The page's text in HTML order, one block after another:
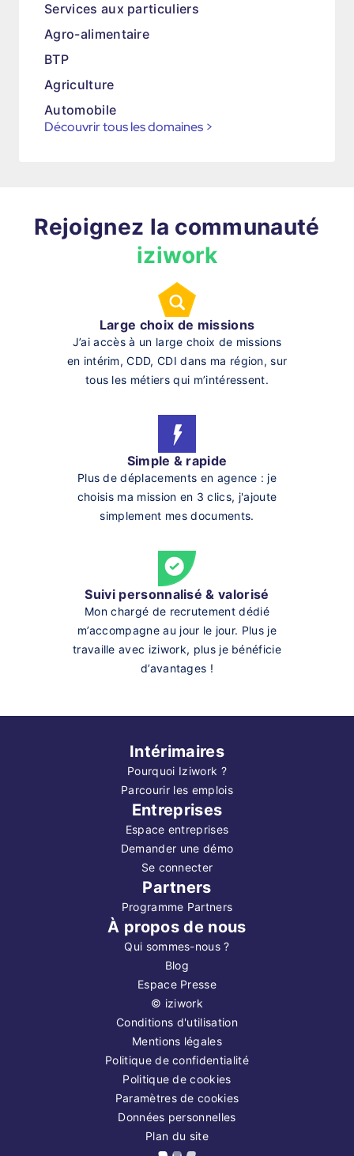
Services aux particuliers
Agro-alimentaire
BTP
Agriculture
Automobile
Découvrir tous les domaines >
Rejoignez la communauté
iziwork
Large choix de missions
J’ai accès à un large choix de missions
en intérim, CDD, CDI dans ma région, sur
tous les métiers qui m’intéressent.
Simple & rapide
Plus de déplacements en agence : je
choisis ma mission en 3 clics, j'ajoute
simplement mes documents.
Suivi personnalisé & valorisé
Mon chargé de recrutement dédié
m’accompagne au jour le jour. Plus je
travaille avec iziwork, plus je bénéficie
d’avantages !
Intérimaires
Pourquoi Iziwork ?
Parcourir les emplois
Entreprises
Espace entreprises
Demander une démo
Se connecter
Partners
Programme Partners
À propos de nous
Qui sommes-nous ?
Blog
Espace Presse
© iziwork
Conditions d'utilisation
Mentions légales
Politique de confidentialité
Politique de cookies
Paramètres de cookies
Données personnelles
Plan du site